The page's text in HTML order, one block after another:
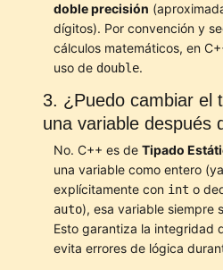
doble precisión
dígitos). Por convención y
cálculos matemáticos, en
uso de double.
3. ¿Puedo cambiar el
una variable después
No. C++ es de Tipado
una variable como entero
explícitamente con int o
auto), esa variable siempre
Esto garantiza la integridad
evita errores de lógica